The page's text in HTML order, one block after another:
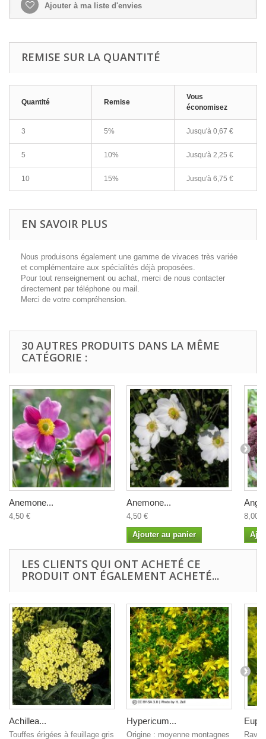
Ajouter à ma liste d'envies
REMISE SUR LA QUANTITÉ
Quantité Remise
Vous
économisez
3 5% Jusqu'à 0,67 €
5 10% Jusqu'à 2,25 €
10 15% Jusqu'à 6,75 €
EN SAVOIR PLUS
Nous produisons également une gamme de vivaces très variée
et complémentaire aux spécialités déjà proposées.
Pour tout renseignement ou achat, merci de nous contacter
directement par téléphone ou mail.
Merci de votre compréhension.
30 AUTRES PRODUITS DANS LA MÊME
CATÉGORIE :
Anemone...
4,50 €
Anemone...
4,50 €
Ajouter au panier
8,00 €
LES CLIENTS QUI ONT ACHETÉ CE
PRODUIT ONT ÉGALEMENT ACHETÉ...
Achillea...
Touffes érigées à feuillage gris
Hypericum...
Origine : moyenne montagnes